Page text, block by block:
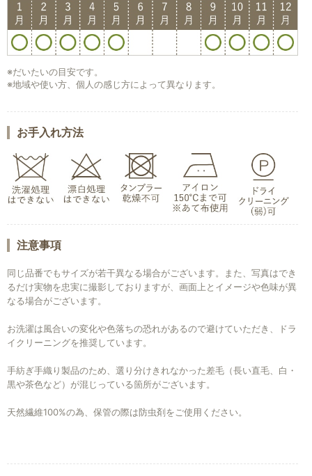
※だいたいの目安です。
※地域や使い方、個人の感じ方によって異なります。
お手入れ方法
注意事項
同じ品番でもサイズが若干異なる場合がございます。また、写真はでき
るだけ実物を忠実に撮影しておりますが、画面上とイメージや色味が異
なる場合がございます。
お洗濯は風合いの変化や色落ちの恐れがあるので避けていただき、ドラ
イクリーニングを推奨しています。
手紡ぎ手織り製品のため、選り分けきれなかった差毛（長い直毛、白・
黒や茶色など）が混じっている箇所がございます。
天然繊維100%の為、保管の際は防虫剤をご使用ください。